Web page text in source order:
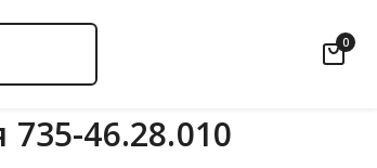
0
46.28.010